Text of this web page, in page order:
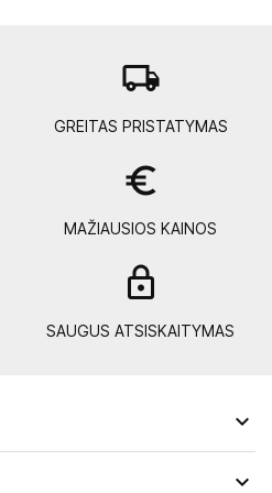
local_shipping
GREITAS PRISTATYMAS
euro_symbol
MAŽIAUSIOS KAINOS
SAUGUS ATSISKAITYMAS

